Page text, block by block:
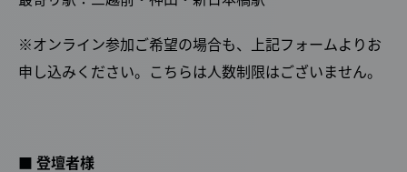
※オンライン参加ご希望の場合も、上記フォームよりお
申し込みください。こちらは人数制限はございません。
■ 登壇者様